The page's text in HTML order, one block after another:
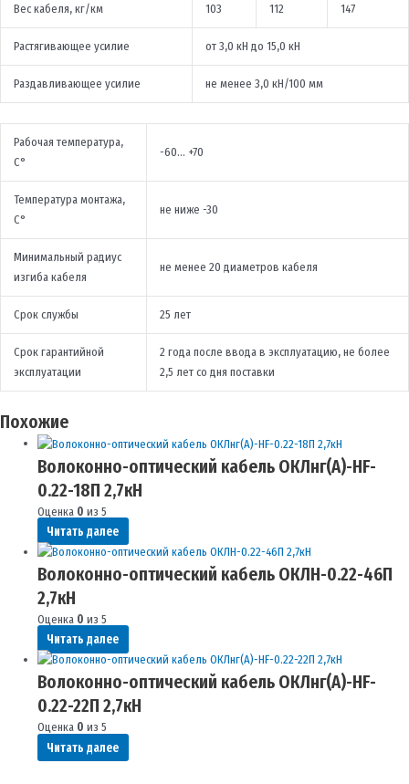
Вес кабеля, кг/км 103 112 147
Растягивающее усилие от 3,0 кН до 15,0 кН
Раздавливающее усилие не менее 3,0 кН/100 мм
Рабочая температура,
С°
-60… +70
Температура монтажа,
С°
не ниже -30
Минимальный радиус
изгиба кабеля
не менее 20 диаметров кабеля
Срок службы 25 лет
Срок гарантийной
эксплуатации
2 года после ввода в эксплуатацию, не более
2,5 лет со дня поставки
Похожие
Волоконно-оптический кабель ОКЛнг(A)-HF-
0.22-18П 2,7кН
Оценка 0 из 5
Читать далее
Волоконно-оптический кабель ОКЛН-0.22-46П
2,7кН
Оценка 0 из 5
Читать далее
Волоконно-оптический кабель ОКЛнг(A)-HF-
0.22-22П 2,7кН
Оценка 0 из 5
Читать далее